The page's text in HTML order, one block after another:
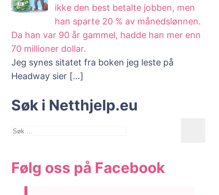
ikke den best betalte jobben, men
han sparte 20 % av månedslønnen.
Da han var 90 år gammel, hadde han mer enn
70 millioner dollar.
Jeg synes sitatet fra boken jeg leste på
Headway sier […]
Søk i Netthjelp.eu
Søk
Følg oss på Facebook